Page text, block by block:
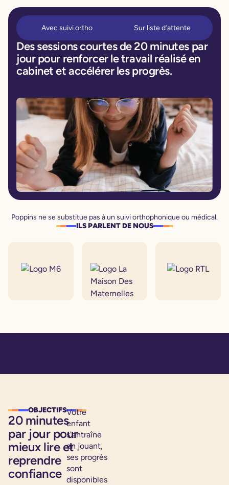
Avec suivi ortho Sur liste d’attente
Des sessions courtes de 20 minutes par
jour pour renforcer le travail réalisé en
cabinet et accélérer les progrès.
Poppins ne se substitue pas à un suivi orthophonique ou médical.
ILS PARLENT DE NOUS
OBJECTIFS
20 minutes
par jour pour
mieux lire et
reprendre
confiance
Votre
enfant
s'entraîne
en jouant,
ses progrès
sont
disponibles